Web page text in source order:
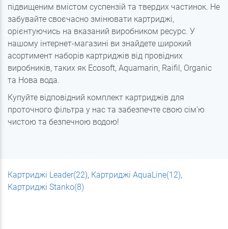
підвищеним вмістом суспензій та твердих частинок. Не
забувайте своєчасно змінювати картриджі,
орієнтуючись на вказаний виробником ресурс. У
нашому інтернет-магазині ви знайдете широкий
асортимент наборів картриджів від провідних
виробників, таких як Ecosoft, Aquamarin, Raifil, Organic
та Нова вода.
Купуйте відповідний комплект картриджів для
проточного фільтра у нас та забезпечте свою сім'ю
чистою та безпечною водою!
Картриджі Leader(22), Картриджі AquaLine(12),
Картриджі Stanko(8)